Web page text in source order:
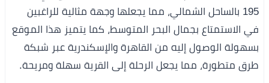
195 بالساحل الشمالي، مما يجعلها وجهة مثالية للراغبين
في الاستمتاع بجمال البحر المتوسط، كما يتميز هذا الموقع
بسهولة الوصول إليه من القاهرة والإسكندرية عبر شبكة
طرق متطورة، مما يجعل الرحلة إلى القرية سهلة ومريحة.